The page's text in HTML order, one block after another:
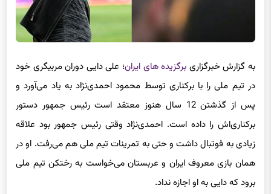
به گزارش خبرگزاری برگزیده های ایران؛ علی دایی دوران مربیگری خود
در تیم ملی را با برکناری توسط محمود احمدی‌نژاد به یاد می‌آورد و
پس از گذشتن 12 سال هنوز معتقد است رئیس جمهور دستور
برکناری‌اش را داده است. احمدی‌نژاد وقتی رئیس جمهور بود علاقه
زیادی به فوتبال داشت و حتی به تمرینات تیم ملی هم می‌رفت. او در
همان بازی معروف ایران و عربستان می‌خواست به رختکن تیم ملی
برود که دایی به او اجازه نداد.